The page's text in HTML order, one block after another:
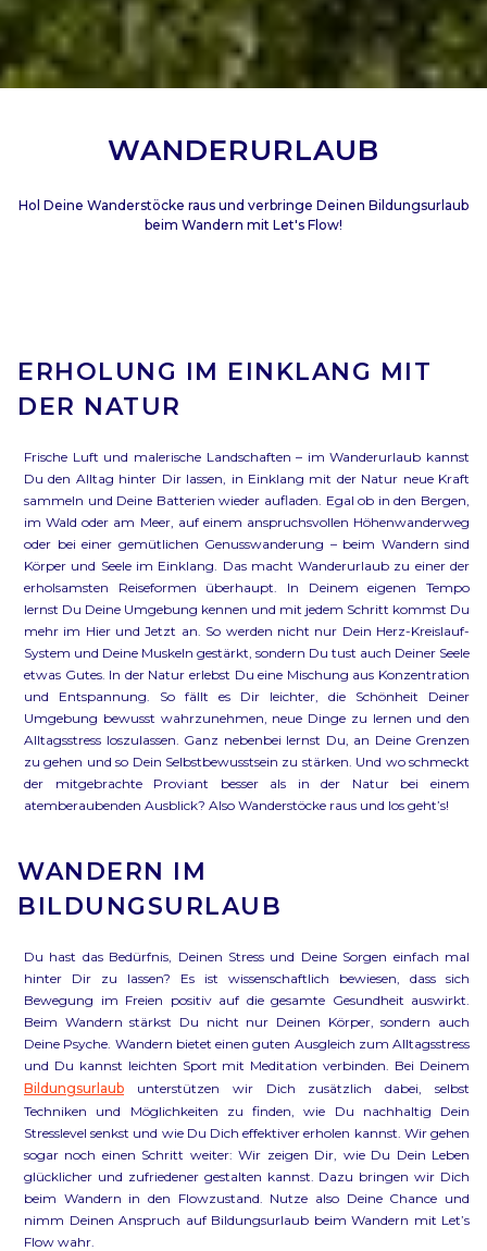
WANDERURLAUB
Hol Deine Wanderstöcke raus und verbringe Deinen Bildungsurlaub
beim Wandern mit Let's Flow!
ERHOLUNG IM EINKLANG MIT
DER NATUR
Frische Luft und malerische Landschaften – im Wanderurlaub kannst
Du den Alltag hinter Dir lassen, in Einklang mit der Natur neue Kraft
sammeln und Deine Batterien wieder aufladen. Egal ob in den Bergen,
im Wald oder am Meer, auf einem anspruchsvollen Höhenwanderweg
oder bei einer gemütlichen Genusswanderung – beim Wandern sind
Körper und Seele im Einklang. Das macht Wanderurlaub zu einer der
erholsamsten Reiseformen überhaupt. In Deinem eigenen Tempo
lernst Du Deine Umgebung kennen und mit jedem Schritt kommst Du
mehr im Hier und Jetzt an. So werden nicht nur Dein Herz-Kreislauf-
System und Deine Muskeln gestärkt, sondern Du tust auch Deiner Seele
etwas Gutes. In der Natur erlebst Du eine Mischung aus Konzentration
und Entspannung. So fällt es Dir leichter, die Schönheit Deiner
Umgebung bewusst wahrzunehmen, neue Dinge zu lernen und den
Alltagsstress loszulassen. Ganz nebenbei lernst Du, an Deine Grenzen
zu gehen und so Dein Selbstbewusstsein zu stärken. Und wo schmeckt
der mitgebrachte Proviant besser als in der Natur bei einem
atemberaubenden Ausblick? Also Wanderstöcke raus und los geht’s!
WANDERN IM
BILDUNGSURLAUB
Du hast das Bedürfnis, Deinen Stress und Deine Sorgen einfach mal
hinter Dir zu lassen? Es ist wissenschaftlich bewiesen, dass sich
Bewegung im Freien positiv auf die gesamte Gesundheit auswirkt.
Beim Wandern stärkst Du nicht nur Deinen Körper, sondern auch
Deine Psyche. Wandern bietet einen guten Ausgleich zum Alltagsstress
und Du kannst leichten Sport mit Meditation verbinden. Bei Deinem
Bildungsurlaub unterstützen wir Dich zusätzlich dabei, selbst
Techniken und Möglichkeiten zu finden, wie Du nachhaltig Dein
Stresslevel senkst und wie Du Dich effektiver erholen kannst. Wir gehen
sogar noch einen Schritt weiter: Wir zeigen Dir, wie Du Dein Leben
glücklicher und zufriedener gestalten kannst. Dazu bringen wir Dich
beim Wandern in den Flowzustand. Nutze also Deine Chance und
nimm Deinen Anspruch auf Bildungsurlaub beim Wandern mit Let’s
Flow wahr.